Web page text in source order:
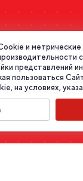
и метрические
представлений
пользоваться
на условиях,